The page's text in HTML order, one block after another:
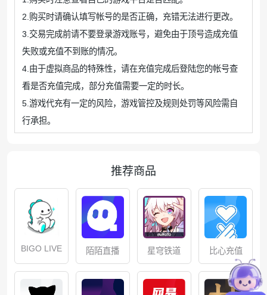
2.购买时请确认填写帐号的是否正确，充错无法进行更改。
3.交易完成前请不要登录游戏账号，避免由于顶号造成充值
失败或充值不到账的情况。
4.由于虚拟商品的特殊性，请在充值完成后登陆您的帐号查
看是否充值完成，部分充值需要一定的时长。
5.游戏代充有一定的风险，游戏管控及规则处罚等风险需自
行承担。
推荐商品
BIGO LIVE 陌陌直播 星穹铁道 比心充值